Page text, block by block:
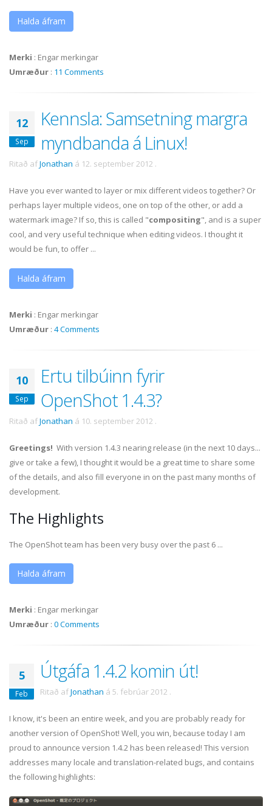
Halda áfram
Merki : Engar merkingar
Umræður : 11 Comments
12
Sep
Kennsla: Samsetning margra
myndbanda á Linux!
Ritað afJonathan á 12. september 2012 .
Have you ever wanted to layer or mix different videos together? Or
perhaps layer multiple videos, one on top of the other, or add a
watermark image? If so, this is called "compositing", and is a super
cool, and very useful technique when editing videos. I thought it
would be fun, to offer ...
Halda áfram
Merki : Engar merkingar
Umræður : 4 Comments
10
Sep
Ertu tilbúinn fyrir
OpenShot 1.4.3?
Ritað afJonathan á 10. september 2012 .
Greetings! With version 1.4.3 nearing release (in the next 10 days...
give or take a few), I thought it would be a great time to share some
of the details, and also fill everyone in on the past many months of
development.
The Highlights
The OpenShot team has been very busy over the past 6 ...
Halda áfram
Merki : Engar merkingar
Umræður : 0 Comments
5
Feb
Útgáfa 1.4.2 komin út!
Ritað afJonathan á 5. febrúar 2012 .
I know, it's been an entire week, and you are probably ready for
another version of OpenShot! Well, you win, because today I am
proud to announce version 1.4.2 has been released! This version
addresses many locale and translation-related bugs, and contains
the following highlights: